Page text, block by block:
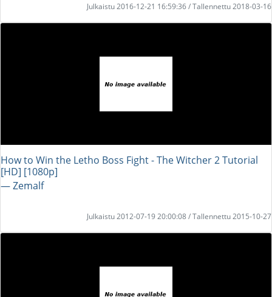
Julkaistu 2016-12-21 16:59:36 / Tallennettu 2018-03-16
How to Win the Letho Boss Fight - The Witcher 2 Tutorial
[HD] [1080p]
― Zemalf
Julkaistu 2012-07-19 20:00:08 / Tallennettu 2015-10-27